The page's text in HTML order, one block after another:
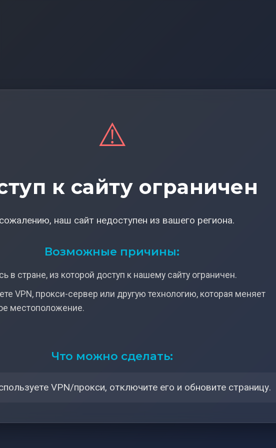
⚠️
к сайту ограничен
наш сайт недоступен из вашего региона.
Возможные причины:
в стране, из которой доступ к нашему сайту ограничен.
VPN, прокси-сервер или другую технологию, которая меняет
местоположение.
Что можно сделать:
VPN/прокси, отключите его и обновите страницу.